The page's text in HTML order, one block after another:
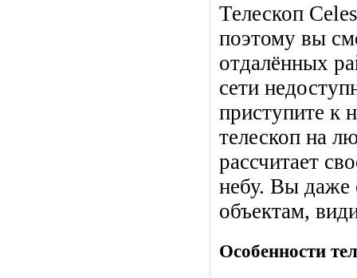
Телескоп
поэтому вы
отдалённых
сети
приступите к
телескоп на
рассчитает
небу. Вы даже
объектам,
Особенности